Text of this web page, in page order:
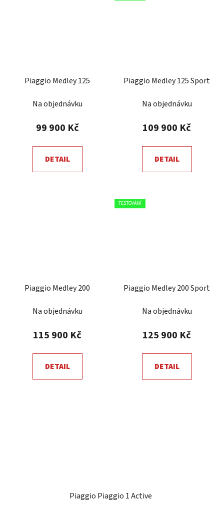
Piaggio Medley 125
Na objednávku
99 900 Kč
DETAIL
Piaggio Medley 125 Sport
Na objednávku
109 900 Kč
DETAIL
Piaggio Medley 200
Na objednávku
115 900 Kč
DETAIL
TESTOVÁNÍ
Piaggio Medley 200 Sport
Na objednávku
125 900 Kč
DETAIL
Piaggio Piaggio 1 Active